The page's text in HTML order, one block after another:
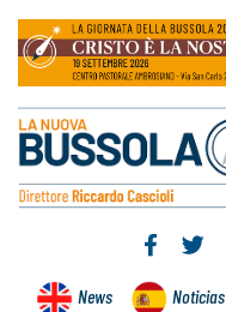
News Noticias